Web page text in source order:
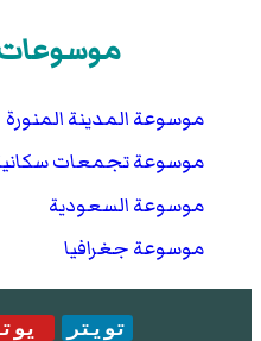
موسوعة المدينة المنورة
موسوعة تجمعات
موسوعة السعودية
موسوعة جغرافيا
تويتر